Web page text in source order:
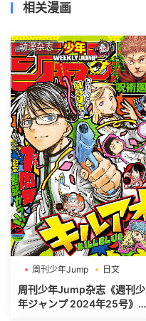
相关漫画
动漫杂志
周刊少年Jump
日文
週刊少年ジャンプ
周刊少年Jump杂志《週刊少
年ジャンプ 2024年25号》高